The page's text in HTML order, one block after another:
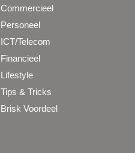
Commercieel
Personeel
ICT/Telecom
Financieel
Lifestyle
Tips & Tricks
Brisk Voordeel